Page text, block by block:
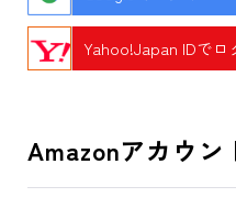
Yahoo!Japan IDでロ
Amazonアカウ